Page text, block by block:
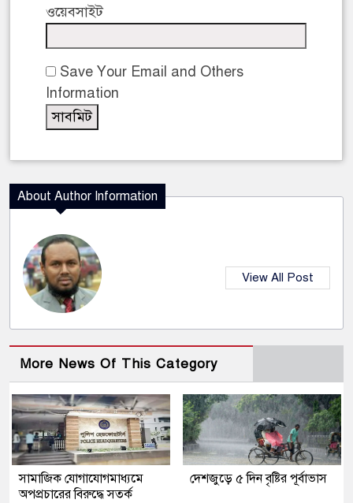
ওয়েবসাইট
Save Your Email and Others
Information
About Author Information
View All Post
More News Of This Category
সামাজিক যোগাযোগমাধ্যমে
অপপ্রচারের বিরুদ্ধে সতর্ক
দেশজুড়ে ৫ দিন বৃষ্টির পূর্বাভাস